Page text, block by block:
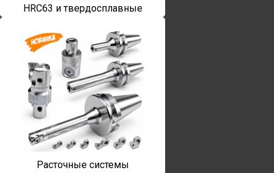
HRC63 и твердосплавные
Расточные системы